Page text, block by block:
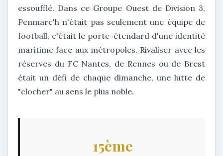
essoufflé. Dans ce Groupe Ouest de Division 3,
Penmarc'h n'était pas seulement une équipe de
football, c'était le porte-étendard d'une identité
maritime face aux métropoles. Rivaliser avec les
réserves du FC Nantes, de Rennes ou de Brest
était un défi de chaque dimanche, une lutte de
"clocher" au sens le plus noble.
15ème